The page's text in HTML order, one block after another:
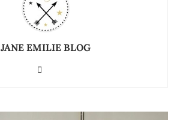
JANE EMILIE BLOG